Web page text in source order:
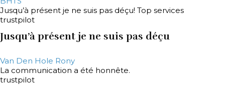
Jusqu’à présent je ne suis pas déçu! Top services
trustpilot
Jusqu’à présent je ne suis pas déçu
Van Den Hole Rony
La communication a été honnête.
trustpilot